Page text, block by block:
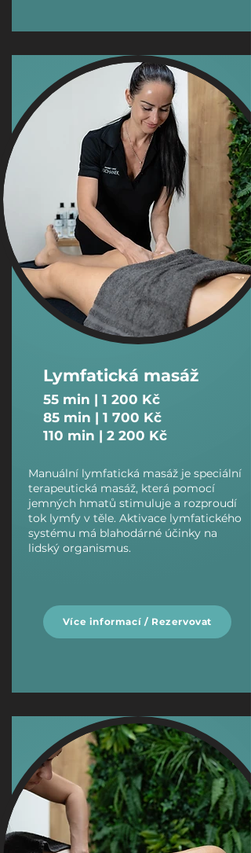
Lymfatická masáž
​55 min | 1 200 Kč
85 min | 1 700 Kč
110 min | 2 200 Kč
Manuální lymfatická masáž je speciální
terapeutická masáž, která pomocí
jemných hmatů stimuluje a rozproudí
tok lymfy v těle. Aktivace lymfatického
systému má blahodárné účinky na
lidský organismus.
Více informací / Rezervovat